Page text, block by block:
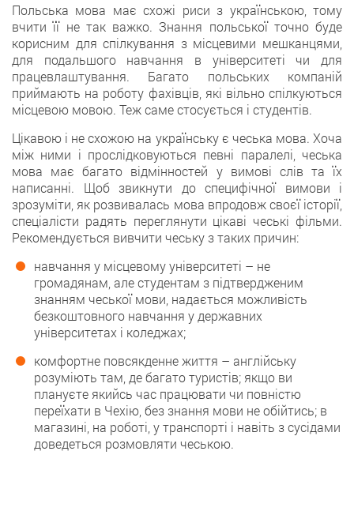
Польська мова має схожі риси з українською, тому
вчити її не так важко. Знання польської точно буде
корисним для спілкування з місцевими мешканцями,
для подальшого навчання в університеті чи для
працевлаштування. Багато польських компаній
приймають на роботу фахівців, які вільно спілкуються
місцевою мовою. Теж саме стосується і студентів.
Цікавою і не схожою на українську є чеська мова. Хоча
між ними і прослідковуються певні паралелі, чеська
мова має багато відмінностей у вимові слів та їх
написанні. Щоб звикнути до специфічної вимови і
зрозуміти, як розвивалась мова впродовж своєї історії,
спеціалісти радять переглянути цікаві чеські фільми.
Рекомендується вивчити чеську з таких причин:
навчання у місцевому університеті – не
громадянам, але студентам з підтвердженим
знанням чеської мови, надається можливість
безкоштовного навчання у державних
університетах і коледжах;
комфортне повсякденне життя – англійську
розуміють там, де багато туристів; якщо ви
плануєте якийсь час працювати чи повністю
переїхати в Чехію, без знання мови не обійтись; в
магазині, на роботі, у транспорті і навіть з сусідами
доведеться розмовляти чеською.